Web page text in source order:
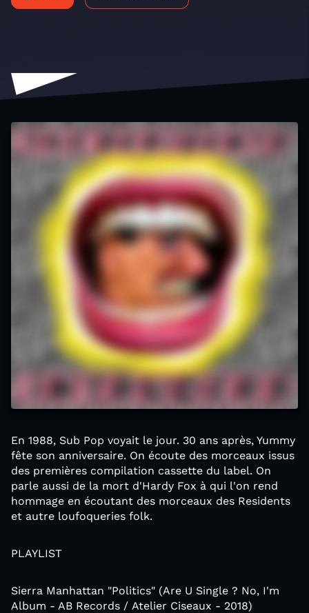
En 1988, Sub Pop voyait le jour. 30 ans après, Yummy
fête son anniversaire. On écoute des morceaux issus
des premières compilation cassette du label. On
parle aussi de la mort d'Hardy Fox à qui l'on rend
hommage en écoutant des morceaux des Residents
et autre loufoqueries folk.
PLAYLIST
Sierra Manhattan "Politics" (Are U Single ? No, I'm
Album - AB Records / Atelier Ciseaux - 2018)